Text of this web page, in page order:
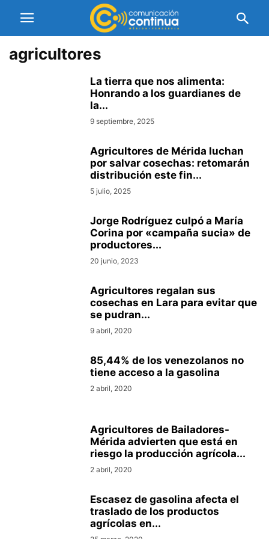
agricultores
La tierra que nos alimenta:
Honrando a los guardianes de
la...
9 septiembre, 2025
Agricultores de Mérida luchan
por salvar cosechas: retomarán
distribución este fin...
5 julio, 2025
Jorge Rodríguez culpó a María
Corina por «campaña sucia» de
productores...
20 junio, 2023
Agricultores regalan sus
cosechas en Lara para evitar que
se pudran...
9 abril, 2020
85,44% de los venezolanos no
tiene acceso a la gasolina
2 abril, 2020
Agricultores de Bailadores-
Mérida advierten que está en
riesgo la producción agrícola...
2 abril, 2020
Escasez de gasolina afecta el
traslado de los productos
agrícolas en...